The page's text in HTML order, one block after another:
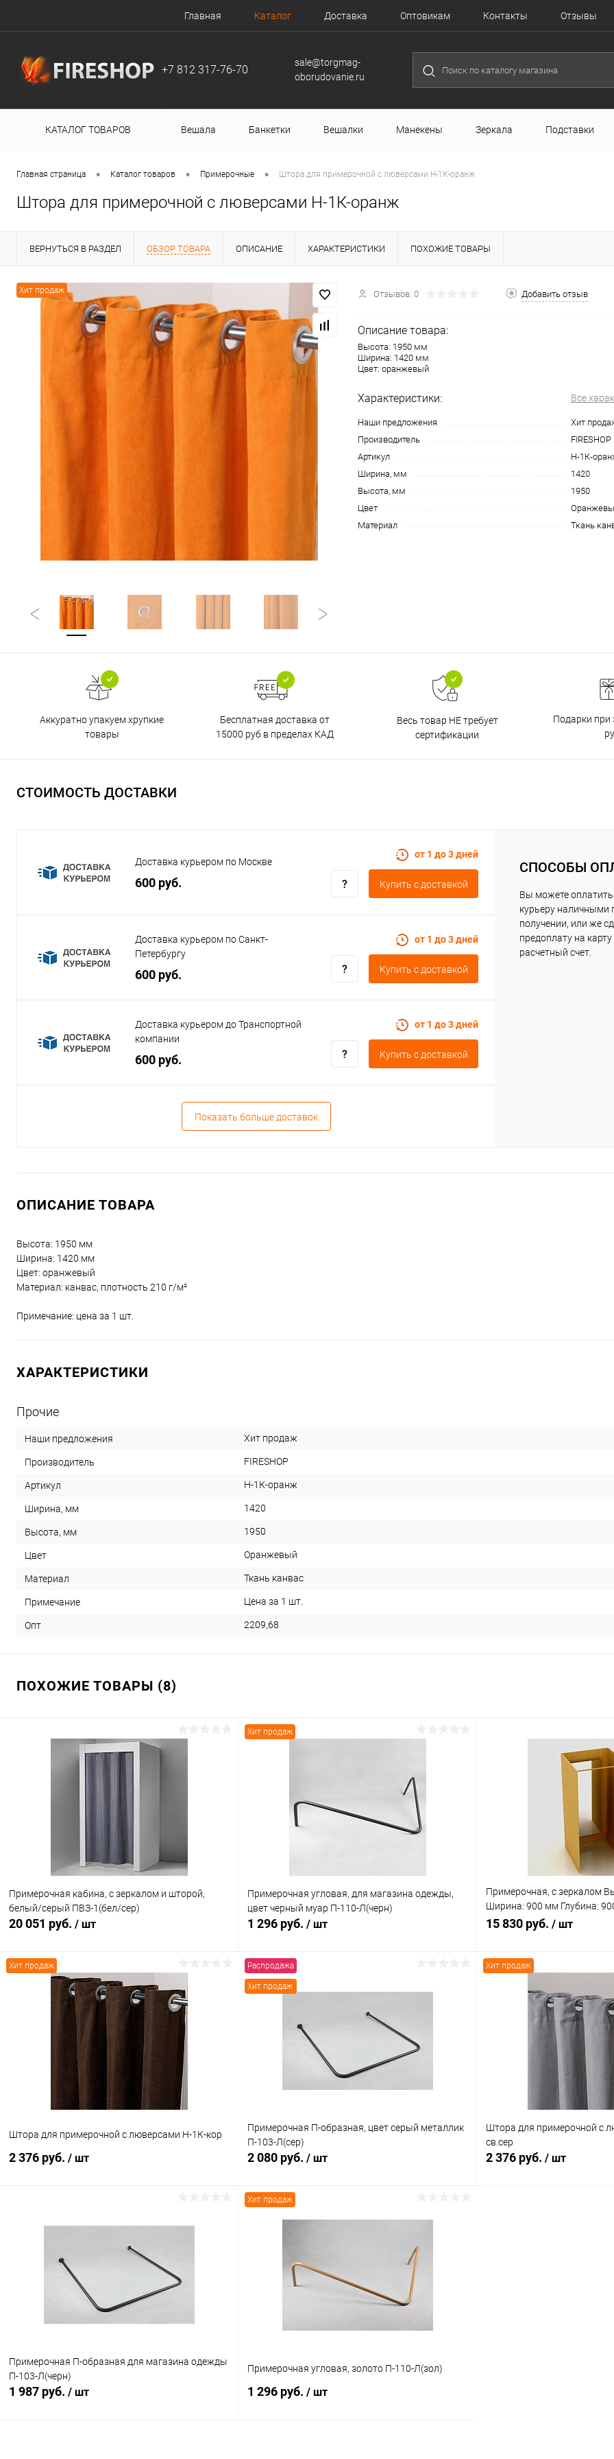
Главная Каталог Доставка Оптовикам Контакты Отзывы
+7 812 317-76-70
sale@torgmag-
oborudovanie.ru
КАТАЛОГ ТОВАРОВ Вешала Банкетки Вешалки Манекены Зеркала Подставки
Главная страница • Каталог товаров • Примерочные • Штора для примерочной с люверсами Н-1К-оранж
Штора для примерочной с люверсами Н-1К-оранж
ВЕРНУТЬСЯ В РАЗДЕЛ ОБЗОР ТОВАРА ОПИСАНИЕ ХАРАКТЕРИСТИКИ ПОХОЖИЕ ТОВАРЫ
Хит продаж Отзывов: 0 Добавить отзыв
Описание товара:
Высота: 1950 мм
Ширина: 1420 мм
Цвет: оранжевый
Характеристики: Все
Наши предложения
Хит
Производитель
FIRESHOP
Артикул
Н-1К-
Ширина, мм
1420
Высота, мм
1950
Цвет
Материал
Ткань
Аккуратно упакуем хрупкие
товары
Бесплатная доставка от
15000 руб в пределах КАД
Весь товар НЕ требует
сертификации
Подарки при
СТОИМОСТЬ ДОСТАВКИ
Доставка курьером по Москве
600 руб.
от 1 до 3 дней
Купить c доставкой
Доставка курьером по Санкт-
Петербургу
600 руб.
от 1 до 3 дней
Купить c доставкой
Доставка курьером до Транспортной
компании
600 руб.
от 1 до 3 дней
Купить c доставкой
Показать больше доставок
СПОСОБЫ
Вы можете оплатить
курьеру наличными
получении, или же
предоплату на карту
расчетный счет.
ОПИСАНИЕ ТОВАРА
Высота: 1950 мм
Ширина: 1420 мм
Цвет: оранжевый
Материал: канвас, плотность 210 г/м²
Примечание: цена за 1 шт.
ХАРАКТЕРИСТИКИ
Прочие
Наши предложения Хит продаж
Производитель FIRESHOP
Артикул Н-1К-оранж
Ширина, мм 1420
Высота, мм 1950
Цвет Оранжевый
Материал Ткань канвас
Примечание Цена за 1 шт.
Опт 2209,68
ПОХОЖИЕ ТОВАРЫ (8)
Примерочная кабина, с зеркалом и шторой,
белый/серый ПВЗ-1(бел/сер)
20 051 руб. / шт
В корзину
Купить в 1 клик Сравнение
Под заказ
Хит продаж
Примерочная угловая, для магазина одежды,
цвет черный муар П-110-Л(черн)
1 296 руб. / шт
В избранное В наличии
Примерочная, с зеркалом
Ширина: 900 мм Глубина:
сонома
15 830 руб. / шт
Купить в 1 клик
Хит продаж
Штора для примерочной с люверсами Н-1К-кор
2 376 руб. / шт
В избранное В наличии
Распродажа
Хит продаж
Примерочная П-образная, цвет серый металлик
П-103-Л(сер)
2 080 руб. / шт
Сравнение
В избранное В наличии
Хит продаж
Штора для примерочной с
св.сер
2 376 руб. / шт
Примерочная П-образная для магазина одежды
П-103-Л(черн)
1 987 руб. / шт
Хит продаж
Примерочная угловая, золото П-110-Л(зол)
1 296 руб. / шт